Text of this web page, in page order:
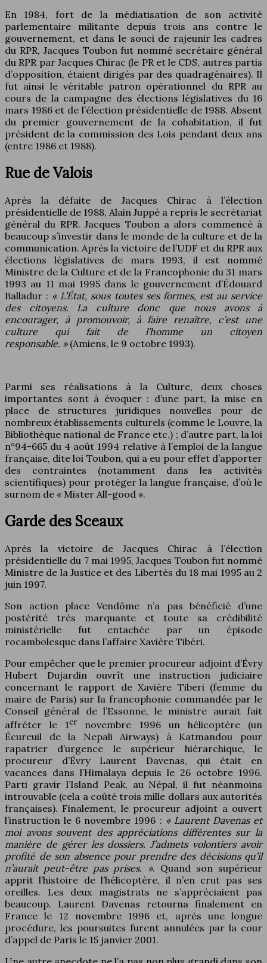
En 1984, fort de la médiatisation de son activité
parlementaire militante depuis trois ans contre le
gouvernement, et dans le souci de rajeunir les cadres
du RPR, Jacques Toubon fut nommé secrétaire général
du RPR par Jacques Chirac (le PR et le CDS, autres partis
d’opposition, étaient dirigés par des quadragénaires). Il
fut ainsi le véritable patron opérationnel du RPR au
cours de la campagne des élections législatives du 16
mars 1986 et de l’élection présidentielle de 1988. Absent
du premier gouvernement de la cohabitation, il fut
président de la commission des Lois pendant deux ans
(entre 1986 et 1988).
Rue de Valois
Après la défaite de Jacques Chirac à l’élection
présidentielle de 1988, Alain Juppé a repris le secrétariat
général du RPR. Jacques Toubon a alors commencé à
beaucoup s’investir dans le monde de la culture et de la
communication. Après la victoire de l’UDF et du RPR aux
élections législatives de mars 1993, il est nommé
Ministre de la Culture et de la Francophonie du 31 mars
1993 au 11 mai 1995 dans le gouvernement d’Édouard
Balladur : « L’État, sous toutes ses formes, est au service
des citoyens. La culture donc que nous avons à
encourager, à promouvoir, à faire renaître, c’est une
culture qui fait de l’homme un citoyen
responsable. »(Amiens, le 9 octobre 1993).
Parmi ses réalisations à la Culture, deux choses
importantes sont à évoquer : d’une part, la mise en
place de structures juridiques nouvelles pour de
nombreux établissements culturels (comme le Louvre, la
Bibliothèque national de France etc.) ; d’autre part, la loi
n°94-665 du 4 août 1994 relative à l’emploi de la langue
française, dite loi Toubon, qui a eu pour effet d’apporter
des contraintes (notamment dans les activités
scientifiques) pour protéger la langue française, d’où le
surnom de « Mister All-good ».
Garde des Sceaux
Après la victoire de Jacques Chirac à l’élection
présidentielle du 7 mai 1995, Jacques Toubon fut nommé
Ministre de la Justice et des Libertés du 18 mai 1995 au 2
juin 1997.
Son action place Vendôme n’a pas bénéficié d’une
postérité très marquante et toute sa crédibilité
ministérielle fut entachée par un épisode
rocambolesque dans l’affaire Xavière Tibéri.
Pour empêcher que le premier procureur adjoint d’Évry
Hubert Dujardin ouvrît une instruction judiciaire
concernant le rapport de Xavière Tiberi (femme du
maire de Paris) sur la francophonie commandée par le
Conseil général de l’Essonne, le ministre aurait fait
affréter le 1ernovembre 1996 un hélicoptère (un
Écureuil de la Nepali Airways) à Katmandou pour
rapatrier d’urgence le supérieur hiérarchique, le
procureur d’Évry Laurent Davenas, qui était en
vacances dans l’Himalaya depuis le 26 octobre 1996.
Parti gravir l’Island Peak, au Népal, il fut néanmoins
introuvable (cela a coûté trois mille dollars aux autorités
françaises). Finalement, le procureur adjoint a ouvert
l’instruction le 6 novembre 1996 : « Laurent Davenas et
moi avons souvent des appréciations différentes sur la
manière de gérer les dossiers. J’admets volontiers avoir
profité de son absence pour prendre des décisions qu’il
n’aurait peut-être pas prises. ». Quand son supérieur
apprit l’histoire de l’hélicoptère, il n’en crut pas ses
oreilles. Les deux magistrats ne s’appréciaient pas
beaucoup. Laurent Davenas retourna finalement en
France le 12 novembre 1996 et, après une longue
procédure, les poursuites furent annulées par la cour
d’appel de Paris le 15 janvier 2001.